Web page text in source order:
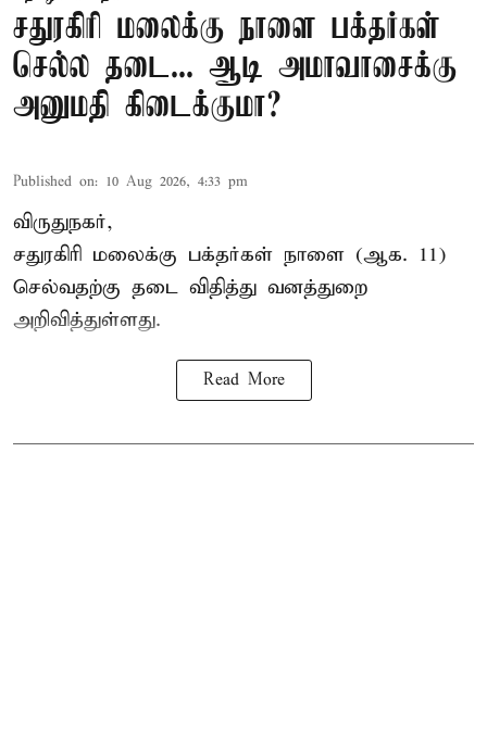
சதுரகிரி மலைக்கு நாளை பக்தர்கள்
செல்ல தடை... ஆடி அமாவாசைக்கு
அனுமதி கிடைக்குமா?
Published on: 10 Aug 2026, 4:33 pm
விருதுநகர்,
சதுரகிரி மலைக்கு பக்தர்கள் நாளை (ஆக. 11)
செல்வதற்கு தடை விதித்து வனத்துறை
அறிவித்துள்ளது.
Read More